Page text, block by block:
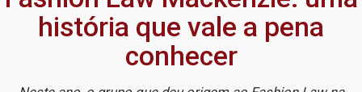
história que vale a pena
conhecer